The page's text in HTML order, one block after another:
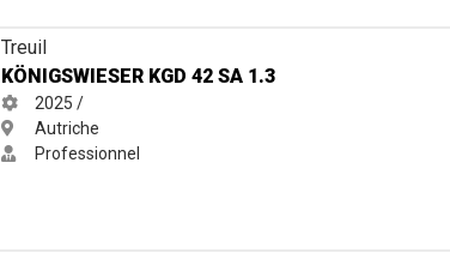
Treuil
KÖNIGSWIESER KGD 42 SA 1.3
2025 /
Autriche
Professionnel